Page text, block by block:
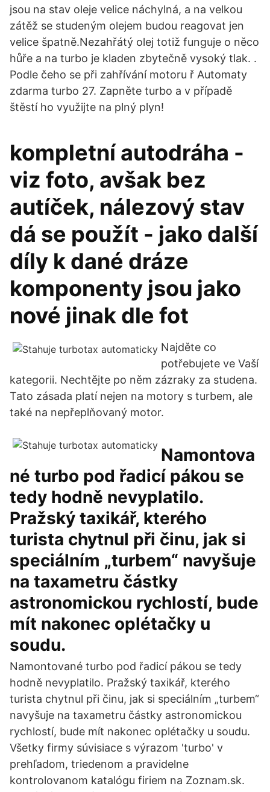
jsou na stav oleje velice náchylná, a na velkou
zátěž se studeným olejem budou reagovat jen
velice špatně.Nezahřátý olej totiž funguje o něco
hůře a na turbo je kladen zbytečně vysoký tlak. .
Podle čeho se při zahřívání motoru ř Automaty
zdarma turbo 27. Zapněte turbo a v případě
štěstí ho využijte na plný plyn!
kompletní autodráha -
viz foto, avšak bez
autíček, nálezový stav
dá se použít - jako další
díly k dané dráze
komponenty jsou jako
nové jinak dle fot
Najděte co
potřebujete ve Vaší
kategorii. Nechtějte po něm zázraky za studena.
Tato zásada platí nejen na motory s turbem, ale
také na nepřeplňovaný motor.
Namontova
né turbo pod řadicí pákou se
tedy hodně nevyplatilo.
Pražský taxikář, kterého
turista chytnul při činu, jak si
speciálním „turbem“ navyšuje
na taxametru částky
astronomickou rychlostí, bude
mít nakonec oplétačky u
soudu.
Namontované turbo pod řadicí pákou se tedy
hodně nevyplatilo. Pražský taxikář, kterého
turista chytnul při činu, jak si speciálním „turbem“
navyšuje na taxametru částky astronomickou
rychlostí, bude mít nakonec oplétačky u soudu.
Všetky firmy súvisiace s výrazom 'turbo' v
prehľadom, triedenom a pravidelne
kontrolovanom katalógu firiem na Zoznam.sk.